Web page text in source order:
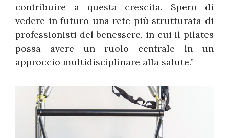
contribuire a questa crescita. Spero di
vedere in futuro una rete più strutturata di
professionisti del benessere, in cui il pilates
possa avere un ruolo centrale in un
approccio multidisciplinare alla salute.”